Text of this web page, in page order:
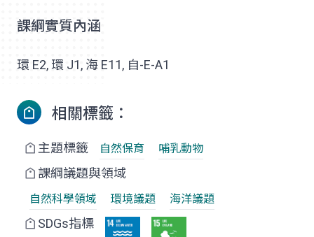
課綱實質內涵
環 E2, 環 J1, 海 E11, 自-E-A1
相關標籤：
主題標籤 自然保育 哺乳動物
課綱議題與領域
自然科學領域 環境議題 海洋議題
SDGs指標